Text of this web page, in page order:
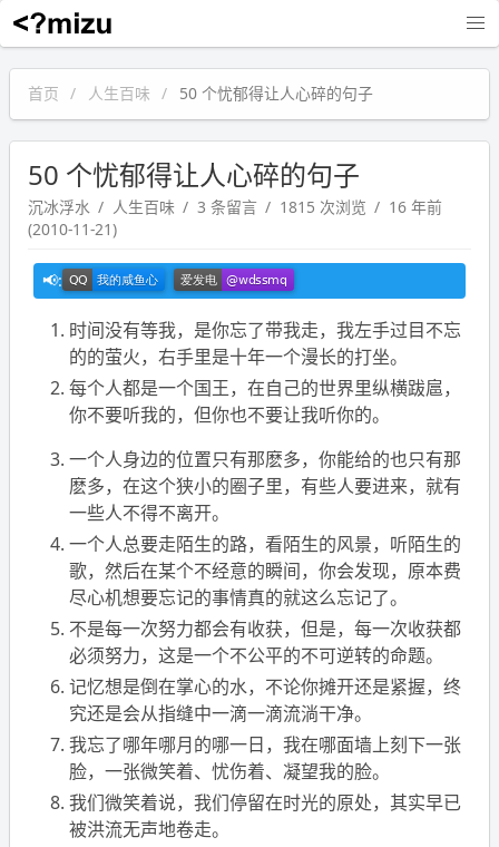
沉冰浮水
首页 人生百味 50 个忧郁得让人心碎的句子
50 个忧郁得让人心碎的句子
沉冰浮水 人生百味 3 条留言 1815 次浏览
16 年前
(2010-11-21)
时间没有等我，是你忘了带我走，我左手过目不忘
的的萤火，右手里是十年一个漫长的打坐。
每个人都是一个国王，在自己的世界里纵横跋扈，
你不要听我的，但你也不要让我听你的。
一个人身边的位置只有那麽多，你能给的也只有那
麽多，在这个狭小的圈子里，有些人要进来，就有
一些人不得不离开。
一个人总要走陌生的路，看陌生的风景，听陌生的
歌，然后在某个不经意的瞬间，你会发现，原本费
尽心机想要忘记的事情真的就这么忘记了。
不是每一次努力都会有收获，但是，每一次收获都
必须努力，这是一个不公平的不可逆转的命题。
记忆想是倒在掌心的水，不论你摊开还是紧握，终
究还是会从指缝中一滴一滴流淌干净。
我忘了哪年哪月的哪一日，我在哪面墙上刻下一张
脸，一张微笑着、忧伤着、凝望我的脸。
我们微笑着说，我们停留在时光的原处，其实早已
被洪流无声地卷走。